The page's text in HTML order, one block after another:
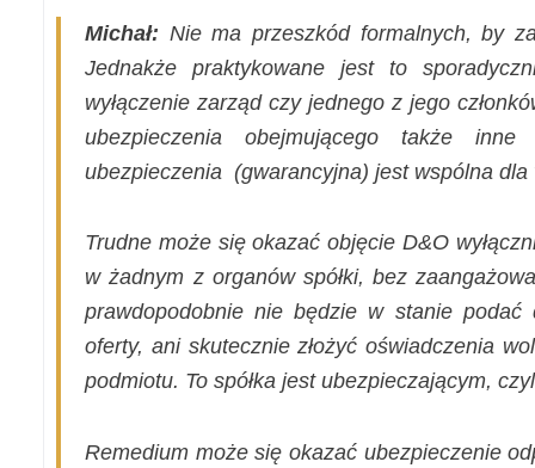
Michał: Nie ma przeszkód formalnych, by
Jednakże praktykowane jest to
wyłączenie zarząd czy jednego z jego
ubezpieczenia obejmującego także
ubezpieczenia (gwarancyjna) jest wspólna
Trudne może się okazać objęcie D&O
w żadnym z organów spółki, bez
prawdopodobnie nie będzie w stanie podać
oferty, ani skutecznie złożyć oświadczenia
podmiotu. To spółka jest ubezpieczającym,
Remedium może się okazać ubezpieczenie